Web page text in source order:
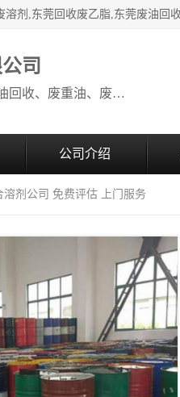
司
本公司高价废油回收：回收废机油、废液压油回收、废重油、废食用油回收、废导热油、废、废油漆、废UV光油、废清、废白矿油、废变压器油
公司介绍
剂公司 免费评估 上门服务